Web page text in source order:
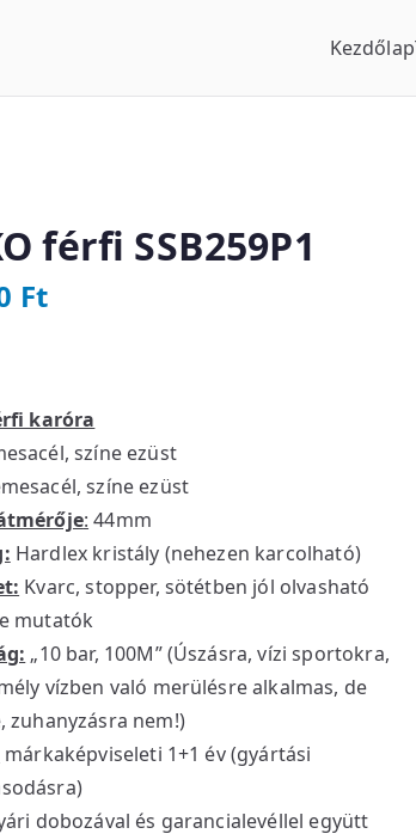
Kezdőlap
férfi SSB259P1
Ft
karóra
színe ezüst
színe ezüst
: 44mm
Hardlex kristály (nehezen karcolható)
Kvarc, stopper, sötétben jól olvasható
mutatók
„10 bar, 100M” (Úszásra, vízi sportokra,
vízben való merülésre alkalmas, de
zuhanyzásra nem!)
márkaképviseleti 1+1 év (gyártási
dobozával és garancialevéllel együtt